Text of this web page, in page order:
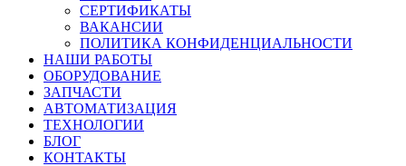
СЕРТИФИКАТЫ
ВАКАНСИИ
ПОЛИТИКА КОНФИДЕНЦИАЛЬНОСТИ
НАШИ РАБОТЫ
ОБОРУДОВАНИЕ
ЗАПЧАСТИ
АВТОМАТИЗАЦИЯ
ТЕХНОЛОГИИ
БЛОГ
КОНТАКТЫ